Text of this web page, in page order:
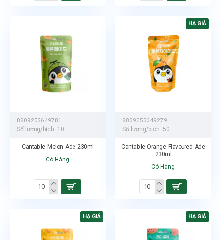
8809253649781
Số lượng/bịch: 10
Cantabile Melon Ade 230ml
Có Hàng
HẠ GIÁ
8809253649279
Số lượng/bịch: 50
Cantabile Orange Flavoured Ade
230ml
Có Hàng
HẠ GIÁ HẠ GIÁ